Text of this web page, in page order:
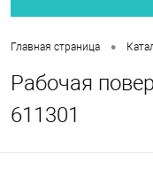
Главная страница •
Рабочая
611301